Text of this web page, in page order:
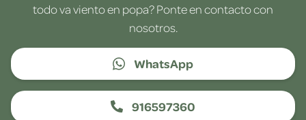
todo va viento en popa? Ponte en contacto con
nosotros.
WhatsApp
916597360